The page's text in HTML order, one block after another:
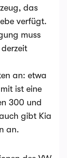
das
verfügt.
muss
an: etwa
ist eine
300 und
gibt Kia
an.